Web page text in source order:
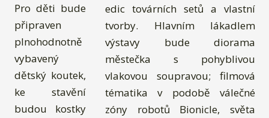
Pro děti bude
připraven
plnohodnotně
vybavený
dětský koutek,
ke stavění
budou kostky
edic továrních setů a vlastní
tvorby. Hlavním lákadlem
výstavy bude diorama
městečka s pohyblivou
vlakovou soupravou; filmová
tématika v podobě válečné
zóny robotů Bionicle, světa